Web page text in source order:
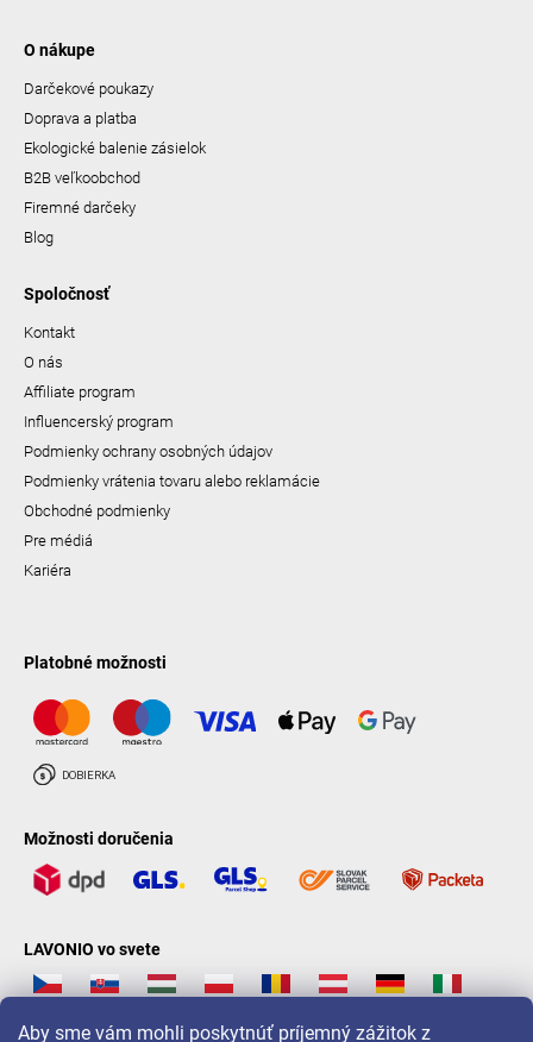
Aby sme vám mohli poskytnúť príjemný zážitok z
O nákupe
Darčekové poukazy
Doprava a platba
Ekologické balenie zásielok
B2B veľkoobchod
Firemné darčeky
Blog
Spoločnosť
Kontakt
O nás
Affiliate program
Influencerský program
Podmienky ochrany osobných údajov
Podmienky vrátenia tovaru alebo reklamácie
Obchodné podmienky
Pre médiá
Kariéra
Platobné možnosti
Možnosti doručenia
LAVONIO vo svete